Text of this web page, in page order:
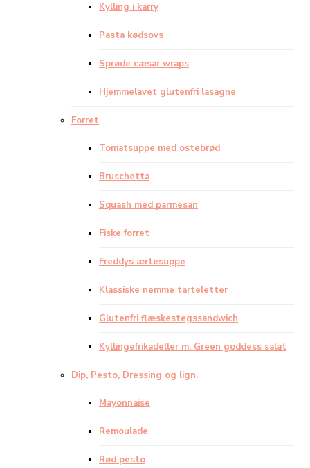
Kylling i karry
Pasta kødsovs
Sprøde cæsar wraps
Hjemmelavet glutenfri lasagne
Forret
Tomatsuppe med ostebrød
Bruschetta
Squash med parmesan
Fiske forret
Freddys ærtesuppe
Klassiske nemme tarteletter
Glutenfri flæskestegssandwich
Kyllingefrikadeller m. Green goddess salat
Dip, Pesto, Dressing og lign.
Mayonnaise
Remoulade
Rød pesto